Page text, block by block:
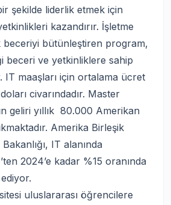
şekilde liderlik etmek için
kazandırır. İşletme
beceriyi bütünleştiren program,
beceri ve yetkinliklere sahip
IT maaşları için ortalama ücret
civarındadır. Master
geliri yıllık 80.000 Amerikan
Amerika Birleşik
IT alanında
2024’e kadar %15 oranında
uluslararası öğrencilere